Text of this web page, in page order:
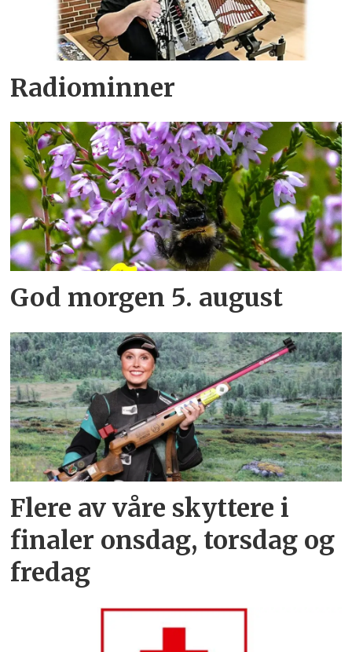
Radiominner
God morgen 5. august
Flere av våre skyttere i
finaler onsdag, torsdag og
fredag